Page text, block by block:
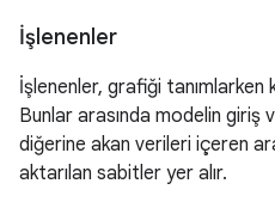
İşlenenler
İşlenenler, grafiği tanımlarken
Bunlar arasında modelin giriş
diğerine akan verileri içeren
aktarılan sabitler yer alır.